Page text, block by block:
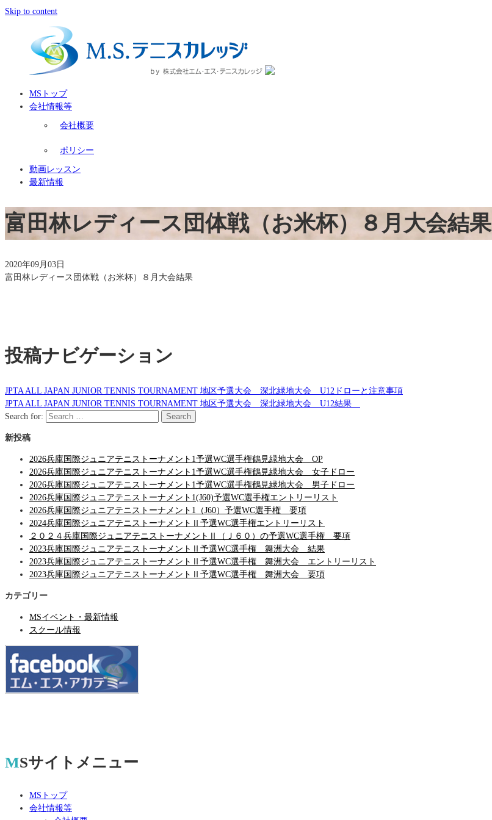
Skip to content
MSトップ
会社情報等
会社概要
ポリシー
動画レッスン
最新情報
富田林レディース団体戦（お米杯）８月大会結果
2020年09月03日
富田林レディース団体戦（お米杯）８月大会結果
投稿ナビゲーション
JPTA ALL JAPAN JUNIOR TENNIS TOURNAMENT 地区予選大会 深北緑地大会 U12ドローと注意事項
JPTA ALL JAPAN JUNIOR TENNIS TOURNAMENT 地区予選大会 深北緑地大会 U12結果
Search for:
Search
新投稿
2026兵庫国際ジュニアテニストーナメント1予選WC選手権鶴見緑地大会 OP
2026兵庫国際ジュニアテニストーナメント1予選WC選手権鶴見緑地大会 女子ドロー
2026兵庫国際ジュニアテニストーナメント1予選WC選手権鶴見緑地大会 男子ドロー
2026兵庫国際ジュニアテニストーナメント1(J60)予選WC選手権エントリーリスト
2026兵庫国際ジュニアテニストーナメント1（J60）予選WC選手権 要項
2024兵庫国際ジュニアテニストーナメントⅡ予選WC選手権エントリーリスト
２０２４兵庫国際ジュニアテニストーナメントⅡ（Ｊ６０）の予選WC選手権 要項
2023兵庫国際ジュニアテニストーナメントⅡ予選WC選手権 舞洲大会 結果
2023兵庫国際ジュニアテニストーナメントⅡ予選WC選手権 舞洲大会 エントリーリスト
2023兵庫国際ジュニアテニストーナメントⅡ予選WC選手権 舞洲大会 要項
カテゴリー
MSイベント・最新情報
スクール情報
MSサイトメニュー
MSトップ
会社情報等